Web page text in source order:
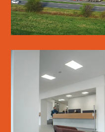
SANKT